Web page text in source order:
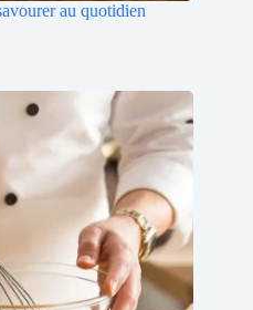
au quotidien